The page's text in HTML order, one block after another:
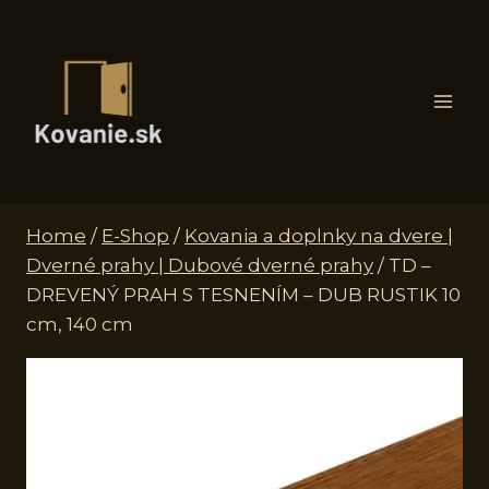
Home / E-Shop / Kovania a doplnky na dvere |
Dverné prahy | Dubové dverné prahy / TD –
DREVENÝ PRAH S TESNENÍM – DUB RUSTIK 10
cm, 140 cm